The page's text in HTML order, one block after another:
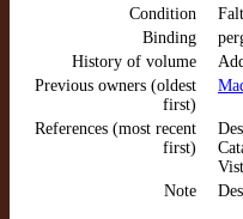
Condition
Binding
History of volume
Previous owners (oldest
first)
References (most recent
first)
Note